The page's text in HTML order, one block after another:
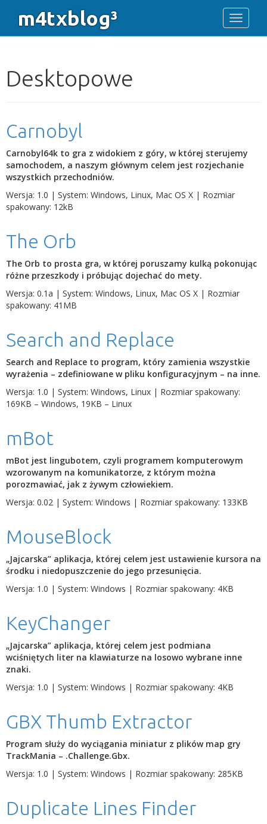
m4txblog³ Toggle
Desktopowe
Carnobyl
Carnobyl64k to gra z widokiem z góry, w której sterujemy
samochodem, a naszym głównym celem jest rozjechanie
wszystkich przechodniów.
Wersja: 1.0 | System: Windows, Linux, Mac OS X | Rozmiar
spakowany: 12kB
The Orb
The Orb to prosta gra, w której poruszamy kulką pokonując
różne przeszkody i próbując dojechać do mety.
Wersja: 0.1a | System: Windows, Linux, Mac OS X | Rozmiar
spakowany: 41MB
Search and Replace
Search and Replace to program, który zamienia wszystkie
wyrażenia – zdefiniowane w pliku konfiguracyjnym – na inne.
Wersja: 1.0 | System: Windows, Linux | Rozmiar spakowany:
169KB – Windows, 19KB – Linux
mBot
mBot jest lingubotem, czyli programem komputerowym
wzorowanym na komunikatorze, z którym można
porozmawiać, jak z żywym człowiekiem.
Wersja: 0.02 | System: Windows | Rozmiar spakowany: 133KB
MouseBlock
„Jajcarska” aplikacja, której celem jest ustawienie kursora na
środku i niedopuszczenie do jego przesunięcia.
Wersja: 1.0 | System: Windows | Rozmiar spakowany: 4KB
KeyChanger
„Jajcarska” aplikacja, której celem jest podmiana
wciśniętych liter na klawiaturze na losowo wybrane inne
znaki.
Wersja: 1.0 | System: Windows | Rozmiar spakowany: 4KB
GBX Thumb Extractor
Program służy do wyciągania miniatur z plików map gry
TrackMania – .Challenge.Gbx.
Wersja: 1.0 | System: Windows | Rozmiar spakowany: 285KB
Duplicate Lines Finder